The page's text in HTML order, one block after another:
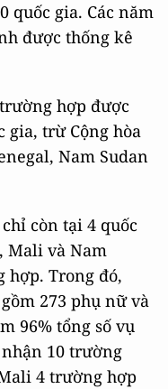
quốc gia. Các năm
được thống kê
hợp được
gia, trừ Cộng hòa
Nam Sudan
còn tại 4 quốc
Mali và Nam
hợp. Trong đó,
273 phụ nữ và
96% tổng số vụ
nhận 10 trường
4 trường hợp